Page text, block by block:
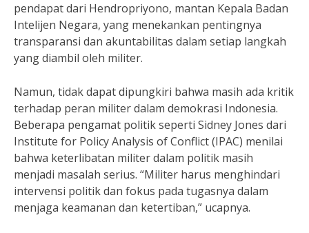
pendapat dari Hendropriyono, mantan Kepala Badan
Intelijen Negara, yang menekankan pentingnya
transparansi dan akuntabilitas dalam setiap langkah
yang diambil oleh militer.
Namun, tidak dapat dipungkiri bahwa masih ada kritik
terhadap peran militer dalam demokrasi Indonesia.
Beberapa pengamat politik seperti Sidney Jones dari
Institute for Policy Analysis of Conflict (IPAC) menilai
bahwa keterlibatan militer dalam politik masih
menjadi masalah serius. “Militer harus menghindari
intervensi politik dan fokus pada tugasnya dalam
menjaga keamanan dan ketertiban,” ucapnya.